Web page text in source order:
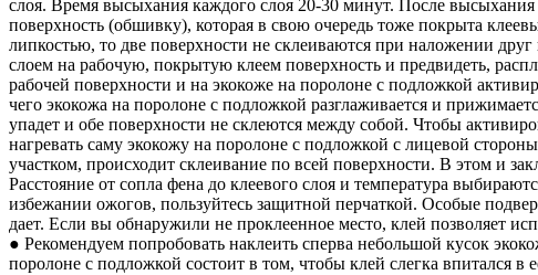
слоя. Время высыхания каждого слоя 20-30 минут. После
поверхность (обшивку), которая в свою очередь тоже покрыта
липкостью, то две поверхности не склеиваются при наложении
слоем на рабочую, покрытую клеем поверхность и предвидеть,
рабочей поверхности и на экокоже на поролоне с подложкой
чего экокожа на поролоне с подложкой разглаживается и
упадет и обе поверхности не склеются между собой. Чтобы
нагревать саму экокожу на поролоне с подложкой с лицевой
участком, происходит склеивание по всей поверхности. В этом и
Расстояние от сопла фена до клеевого слоя и температура
избежании ожогов, пользуйтесь защитной перчаткой. Особые
дает. Если вы обнаружили не проклеенное место, клей позволяет
● Рекомендуем попробовать наклеить сперва небольшой кусок
поролоне с подложкой состоит в том, чтобы клей слегка впитался